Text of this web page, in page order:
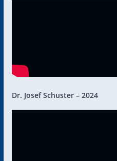
Dr. Josef Schuster – 2024